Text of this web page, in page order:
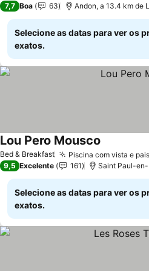
7,7 Boa 63 Andon, a 13.4 km de
Selecione as datas para ver os
exatos.
Bed & Breakfast Piscina com vista e
Lou Pero Mousco
9,5 Excelente 161 Saint Paul-en-
Selecione as datas para ver os
exatos.